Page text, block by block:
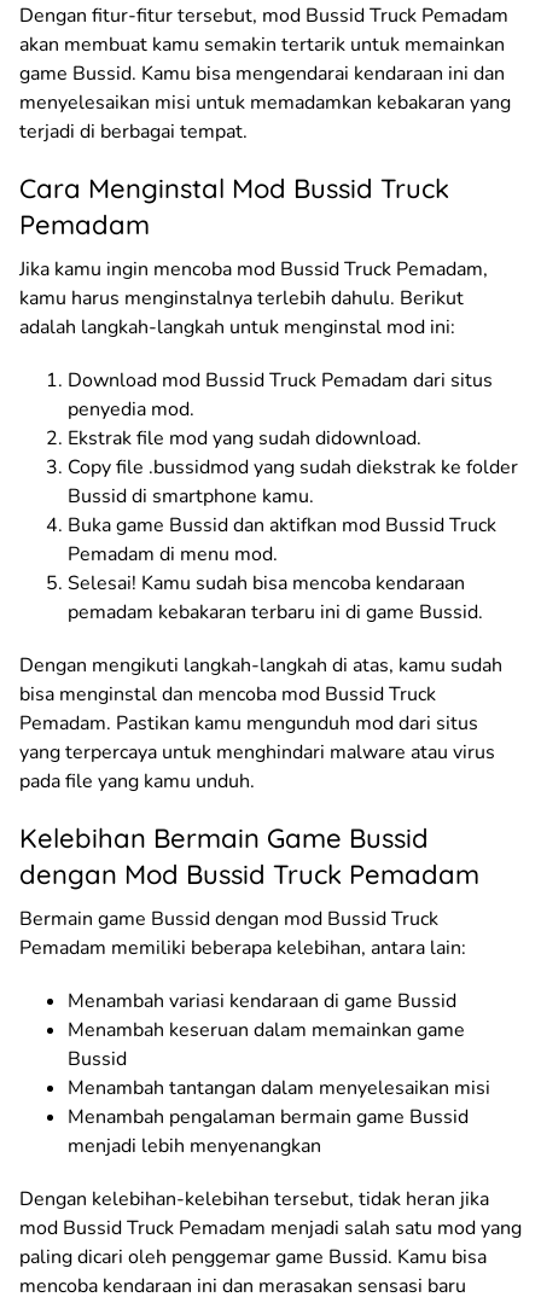
Dengan fitur-fitur tersebut, mod Bussid Truck Pemadam
akan membuat kamu semakin tertarik untuk memainkan
game Bussid. Kamu bisa mengendarai kendaraan ini dan
menyelesaikan misi untuk memadamkan kebakaran yang
terjadi di berbagai tempat.
Cara Menginstal Mod Bussid Truck
Pemadam
Jika kamu ingin mencoba mod Bussid Truck Pemadam,
kamu harus menginstalnya terlebih dahulu. Berikut
adalah langkah-langkah untuk menginstal mod ini:
Download mod Bussid Truck Pemadam dari situs
penyedia mod.
Ekstrak file mod yang sudah didownload.
Copy file .bussidmod yang sudah diekstrak ke folder
Bussid di smartphone kamu.
Buka game Bussid dan aktifkan mod Bussid Truck
Pemadam di menu mod.
Selesai! Kamu sudah bisa mencoba kendaraan
pemadam kebakaran terbaru ini di game Bussid.
Dengan mengikuti langkah-langkah di atas, kamu sudah
bisa menginstal dan mencoba mod Bussid Truck
Pemadam. Pastikan kamu mengunduh mod dari situs
yang terpercaya untuk menghindari malware atau virus
pada file yang kamu unduh.
Kelebihan Bermain Game Bussid
dengan Mod Bussid Truck Pemadam
Bermain game Bussid dengan mod Bussid Truck
Pemadam memiliki beberapa kelebihan, antara lain:
Menambah variasi kendaraan di game Bussid
Menambah keseruan dalam memainkan game
Bussid
Menambah tantangan dalam menyelesaikan misi
Menambah pengalaman bermain game Bussid
menjadi lebih menyenangkan
Dengan kelebihan-kelebihan tersebut, tidak heran jika
mod Bussid Truck Pemadam menjadi salah satu mod yang
paling dicari oleh penggemar game Bussid. Kamu bisa
mencoba kendaraan ini dan merasakan sensasi baru